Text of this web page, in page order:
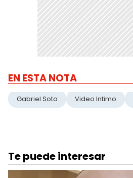
EN ESTA NOTA
Gabriel Soto Video Intimo